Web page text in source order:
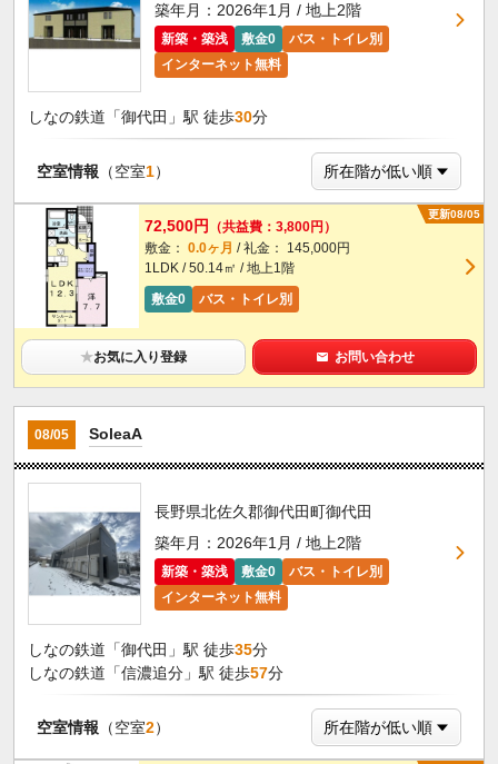
築年月：2026年1月 / 地上2階
新築・築浅 敷金0
バス・トイレ別
インターネット無料
しなの鉄道「御代田」駅 徒歩30分
空室情報 （空室1）
更新08/05
72,500円
（共益費：3,800円）
敷金： 0.0ヶ月 / 礼金： 145,000円
1LDK / 50.14㎡ / 地上1階
敷金0
バス・トイレ別
★お気に入り登録 お問い合わせ
08/05 SoleaA
長野県北佐久郡御代田町御代田
築年月：2026年1月 / 地上2階
新築・築浅 敷金0
バス・トイレ別
インターネット無料
しなの鉄道「御代田」駅 徒歩35分
しなの鉄道「信濃追分」駅 徒歩57分
空室情報 （空室2）